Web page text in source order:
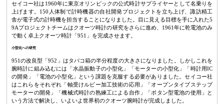
セイコー社は1960年に東京オリンピックの公式時計サプライヤーとして名乗りを
上げます。150人体制で計時機器の自社開発プロジェクトを立ち上げ、諏訪精工
舎が電子式の計時機を担当することになりました。目に見える目標を手に入れた5
9Aプロジェクトチームはクオーツ時計の研究をさらに進め、1961年に乾電池のみ
で動く卓上クオーツ時計「951」を完成させます。
小型化への研究
951の改良型「952」はタバコ箱の半分程度の大きさになりました。しかしこれを
腕時計に組み込むには「水晶振動子の小型化」「モーターの小型化」「時計用IC
の開発」「電池の小型化」という課題を克服する必要がありました。セイコー社
はこれらをそれぞれ「軸受けルビー加工技術の応用」「オープンタイプステップ
モーターの開発」「機械式時計の熟練工による自作」「ボタン型電池の使用」と
いう方法で解決し、いよいよ世界初のクオーツ腕時計が完成しました。